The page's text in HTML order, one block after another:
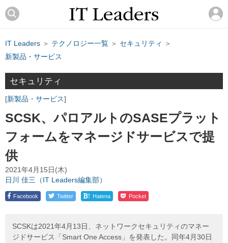
IT Leaders ＞ テクノロジー一覧 ＞ セキュリティ
＞
新製品・サービス
セキュリティ
新製品・サービス
SCSK、パロアルトのSASEプラット
フォームをマネージドサービスで提
供
2021年4月15日(木)
日川 佳三（IT Leaders編集部）
Facebook Twitter ! Hatena Pocket
SCSKは2021年4月13日、ネットワークセキュリティのマネー
ジドサービス「Smart One Access」を発表した。同年4月30日